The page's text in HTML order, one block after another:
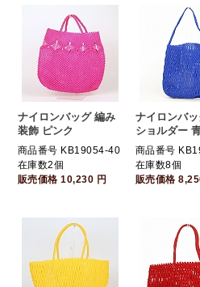
ナイロンバッグ 編み
装飾 ピンク
商品番号 KB19054-40
在庫数2個
販売価格10,230 円
ナイロンバ
ショルダー
商品番号
在庫数8個
販売価格